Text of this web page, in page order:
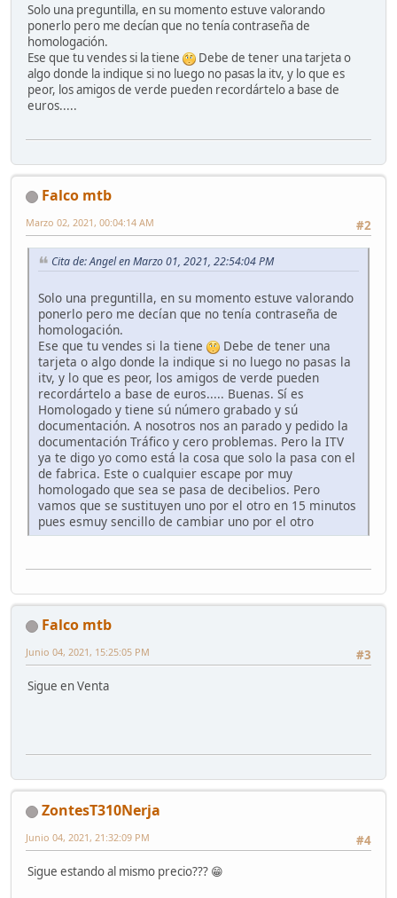
Solo una preguntilla, en su momento estuve valorando
ponerlo pero me decían que no tenía contraseña de
homologación.
Ese que tu vendes si la tiene
Debe de tener una tarjeta o
algo donde la indique si no luego no pasas la itv, y lo que es
peor, los amigos de verde pueden recordártelo a base de
euros.....
Falco mtb
#2
Marzo 02, 2021, 00:04:14 AM
Cita de: Angel en Marzo 01, 2021, 22:54:04 PM
Solo una preguntilla, en su momento estuve valorando
ponerlo pero me decían que no tenía contraseña de
homologación.
Ese que tu vendes si la tiene
Debe de tener una
tarjeta o algo donde la indique si no luego no pasas la
itv, y lo que es peor, los amigos de verde pueden
recordártelo a base de euros..... Buenas. Sí es
Homologado y tiene sú número grabado y sú
documentación. A nosotros nos an parado y pedido la
documentación Tráfico y cero problemas. Pero la ITV
ya te digo yo como está la cosa que solo la pasa con el
de fabrica. Este o cualquier escape por muy
homologado que sea se pasa de decibelios. Pero
vamos que se sustituyen uno por el otro en 15 minutos
pues esmuy sencillo de cambiar uno por el otro
Falco mtb
#3
Junio 04, 2021, 15:25:05 PM
Sigue en Venta
ZontesT310Nerja
#4
Junio 04, 2021, 21:32:09 PM
Sigue estando al mismo precio??? 😁